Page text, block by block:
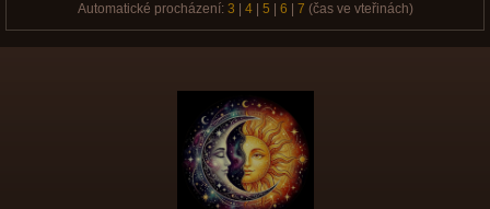
Automatické procházení: 3 4| 5 6 7 (čas ve vteřinách)